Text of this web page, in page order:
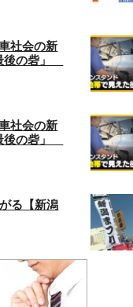
社会の新
後の砦」
社会の新
後の砦」
る【新潟